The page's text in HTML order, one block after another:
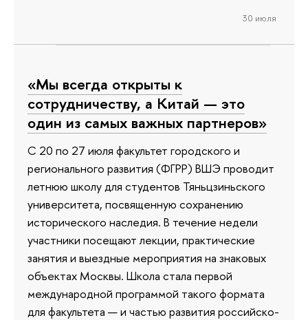
30 июля
«Мы всегда открыты к
сотрудничеству, а Китай — это
один из самых важных партнеров»
С 20 по 27 июля факультет городского и
регионального развития (ФГРР) ВШЭ проводит
летнюю школу для студентов Тяньцзиньского
университета, посвященную сохранению
исторического наследия. В течение недели
участники посещают лекции, практические
занятия и выездные мероприятия на знаковых
объектах Москвы. Школа стала первой
международной программой такого формата
для факультета — и частью развития российско-